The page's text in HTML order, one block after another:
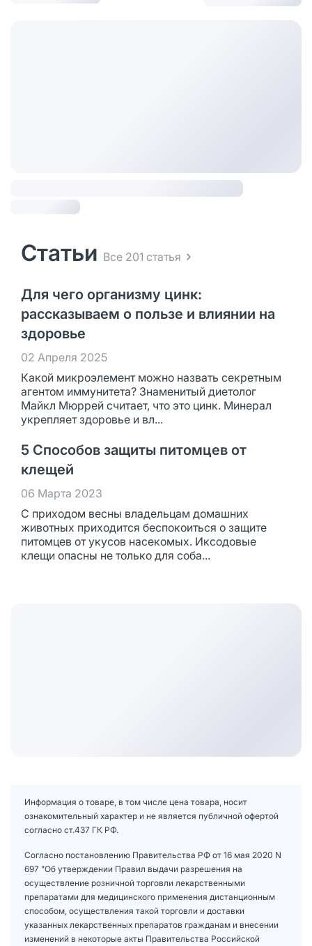
Статьи Все 201 статья
Для чего организму цинк:
рассказываем о пользе и влиянии на
здоровье
02 Апреля 2025
Какой микроэлемент можно назвать секретным
агентом иммунитета? Знаменитый диетолог
Майкл Мюррей считает, что это цинк. Минерал
укрепляет здоровье и вл...
5 Способов защиты питомцев от
клещей
06 Марта 2023
С приходом весны владельцам домашних
животных приходится беспокоиться о защите
питомцев от укусов насекомых. Иксодовые
клещи опасны не только для соба...
Информация о товаре, в том числе цена товара, носит
ознакомительный характер и не является публичной офертой
согласно ст.437 ГК РФ.
Согласно постановлению Правительства РФ от 16 мая 2020 N
697 "Об утверждении Правил выдачи разрешения на
осуществление розничной торговли лекарственными
препаратами для медицинского применения дистанционным
способом, осуществления такой торговли и доставки
указанных лекарственных препаратов гражданам и внесении
изменений в некоторые акты Правительства Российской